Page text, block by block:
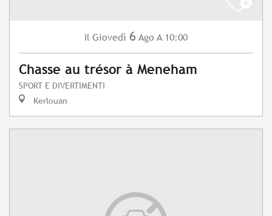
Il Giovedì 6 Ago A 10:00
Chasse au trésor à Meneham
SPORT E DIVERTIMENTI
Kerlouan